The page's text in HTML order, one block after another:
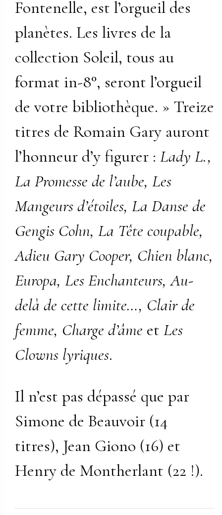
Fontenelle, est l’orgueil des
planètes. Les livres de la
collection Soleil, tous au
format in-8°, seront l’orgueil
de votre bibliothèque. » Treize
titres de Romain Gary auront
l’honneur d’y figurer :Lady L.,
La Promesse de l’aube, Les
Mangeurs d’étoiles, La Danse de
Gengis Cohn, La Tête coupable,
Adieu Gary Cooper, Chien blanc,
Europa, Les Enchanteurs, Au-
delà de cette limite…, Clair de
femme, Charge d’âme etLes
Clowns lyriques.
Il n’est pas dépassé que par
Simone de Beauvoir (14
titres), Jean Giono (16) et
Henry de Montherlant (22 !).